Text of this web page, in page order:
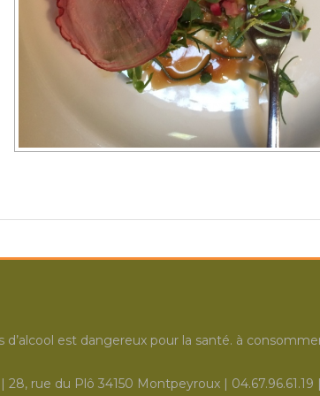
d’alcool est dangereux pour la santé. à
28, rue du Plô 34150 Montpeyroux | 04.67.96.61.19 |